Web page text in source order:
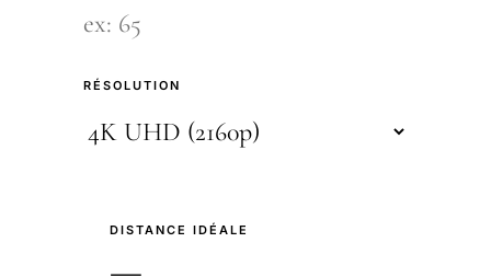
RÉSOLUTION
DISTANCE IDÉALE